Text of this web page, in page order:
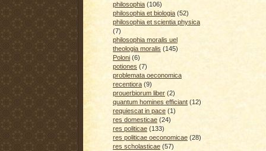
philosophia (106)
philosophia et biologia (52)
philosophia et scientia physica
(7)
philosophia moralis uel
theologia moralis (145)
Poloni (6)
potiones (7)
problemata oeconomica
recentiora (9)
prouerbiorum liber (2)
quantum homines efficiant (12)
requiescat in pace (1)
res domesticae (24)
res politicae (133)
res politicae oeconomicae (28)
res scholasticae (57)